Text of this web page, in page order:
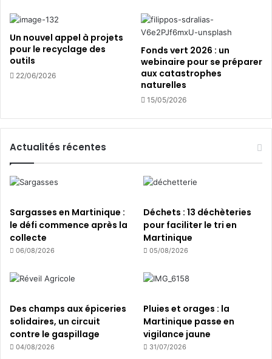
l
s
s
c
u
s
l
a
g
r
i
u
l
u
r
e
e
i
d
p
o
a
i
o
n
s
g
c
o
l
e
Un nouvel appel à projets
pour le recyclage des
outils
22/06/2026
Fonds vert 2026 : un
webinaire pour se préparer
aux catastrophes
naturelles
15/05/2026
Actualités récentes
Sargasses en Martinique :
le défi commence après la
collecte
06/08/2026
Déchets : 13 déchèteries
pour faciliter le tri en
Martinique
05/08/2026
Des champs aux épiceries
solidaires, un circuit
contre le gaspillage
04/08/2026
Pluies et orages : la
Martinique passe en
vigilance jaune
31/07/2026